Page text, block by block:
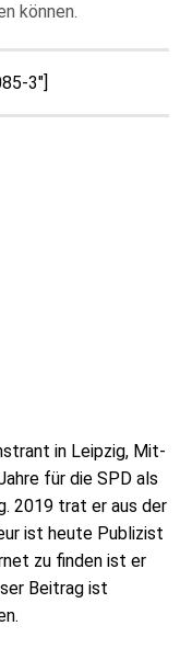
können.
3″]
in Leipzig, Mit-
für die SPD als
2019 trat er aus der
ist heute Publizist
zu finden ist er
Beitrag ist